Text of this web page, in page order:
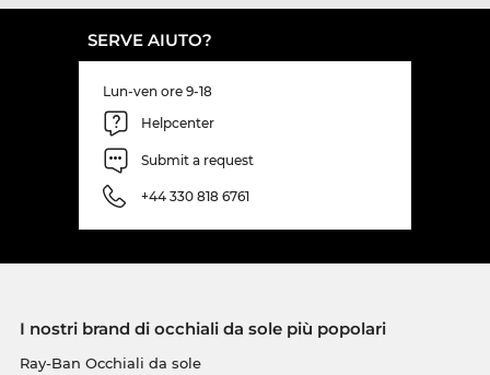
SERVE AIUTO?
Lun-ven ore 9-18
Helpcenter
Submit a request
+44 330 818 6761
I nostri brand di occhiali da sole più popolari
Ray-Ban Occhiali da sole